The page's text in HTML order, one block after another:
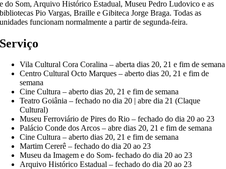
e do Som, Arquivo Histórico Estadual, Museu Pedro Ludovico e as
bibliotecas Pio Vargas, Braille e Gibiteca Jorge Braga. Todas as
unidades funcionam normalmente a partir de segunda-feira.
Serviço
Vila Cultural Cora Coralina – aberta dias 20, 21 e fim de semana
Centro Cultural Octo Marques – aberto dias 20, 21 e fim de
semana
Cine Cultura – aberto dias 20, 21 e fim de semana
Teatro Goiânia – fechado no dia 20 | abre dia 21 (Claque
Cultural)
Museu Ferroviário de Pires do Rio – fechado do dia 20 ao 23
Palácio Conde dos Arcos – abre dias 20, 21 e fim de semana
Cine Cultura – aberto dias 20, 21 e fim de semana
Martim Cererê – fechado do dia 20 ao 23
Museu da Imagem e do Som- fechado do dia 20 ao 23
Arquivo Histórico Estadual – fechado do dia 20 ao 23